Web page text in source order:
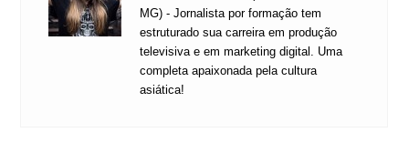
MG) - Jornalista por formação tem
estruturado sua carreira em produção
televisiva e em marketing digital. Uma
completa apaixonada pela cultura
asiática!